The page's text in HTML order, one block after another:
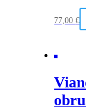
77,00€